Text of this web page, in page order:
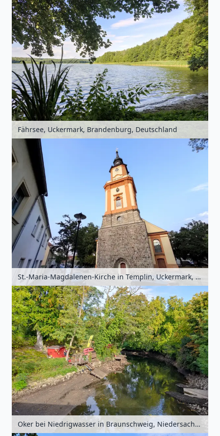
Fährsee, Uckermark, Brandenburg, Deutschland
St.-Maria-Magdalenen-Kirche in Templin, Uckermark, Brandenburg, Deutschland
Oker bei Niedrigwasser in Braunschweig, Niedersachsen, Deutschland